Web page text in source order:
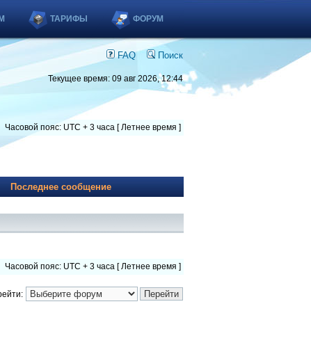
ТАРИФЫ ФОРУМ
FAQ Поиск
Текущее время: 09 авг 2026, 12:44
Часовой пояс: UTC + 3 часа [ Летнее время ]
Последнее сообщение
Часовой пояс: UTC + 3 часа [ Летнее время ]